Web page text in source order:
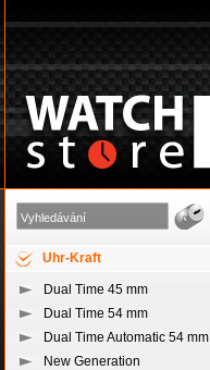
Uhr-Kraft
Dual Time 45 mm
Dual Time 54 mm
Dual Time Automatic 54 mm
New Generation